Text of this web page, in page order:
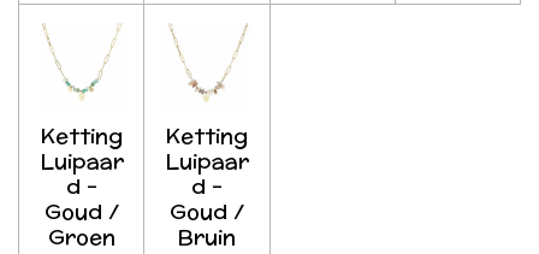
Ketting
Luipaar
d -
Goud /
Groen
Ketting
Luipaar
d -
Goud /
Bruin